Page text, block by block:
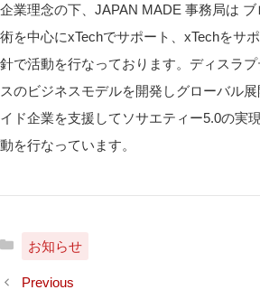
企業理念の下、JAPAN MADE 事務局は
術を中心にxTechでサポート、xTechをサ
針で活動を行なっております。ディスラ
スのビジネスモデルを開発しグローバル
イド企業を支援してソサエティー5.0の実
動を行なっています。
カ
ゴ
お知らせ